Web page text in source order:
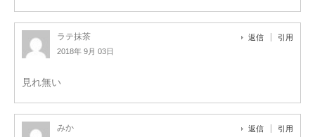
ラテ抹茶
2018年 9月 03日
返信 引用
見れ無い
みか 返信 引用